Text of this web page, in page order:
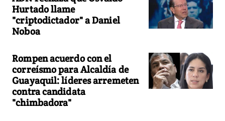
Hurtado llame
"criptodictador" a Daniel
Noboa
Rompen acuerdo con el
correísmo para Alcaldía de
Guayaquil: líderes arremeten
contra candidata
"chimbadora"